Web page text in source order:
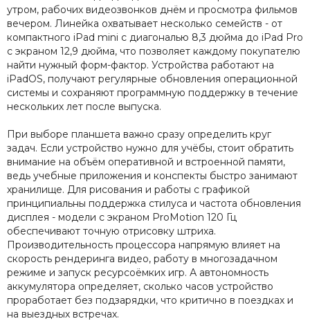
утром, рабочих видеозвонков днём и просмотра фильмов
вечером. Линейка охватывает несколько семейств - от
компактного iPad mini с диагональю 8,3 дюйма до iPad Pro
с экраном 12,9 дюйма, что позволяет каждому покупателю
найти нужный форм-фактор. Устройства работают на
iPadOS, получают регулярные обновления операционной
системы и сохраняют программную поддержку в течение
нескольких лет после выпуска.
При выборе планшета важно сразу определить круг
задач. Если устройство нужно для учёбы, стоит обратить
внимание на объём оперативной и встроенной памяти,
ведь учебные приложения и конспекты быстро занимают
хранилище. Для рисования и работы с графикой
принципиальны поддержка стилуса и частота обновления
дисплея - модели с экраном ProMotion 120 Гц
обеспечивают точную отрисовку штриха.
Производительность процессора напрямую влияет на
скорость рендеринга видео, работу в многозадачном
режиме и запуск ресурсоёмких игр. А автономность
аккумулятора определяет, сколько часов устройство
проработает без подзарядки, что критично в поездках и
на выездных встречах.